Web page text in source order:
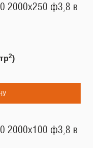
2000х250 ф3,8 в
2)
2000х100 ф3,8 в